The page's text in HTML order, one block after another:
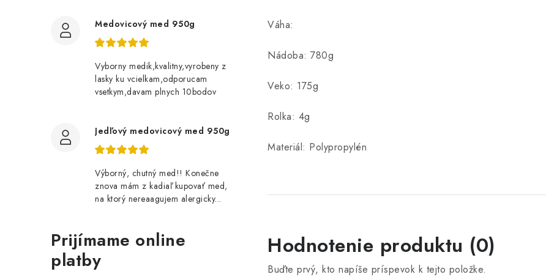
Medovicový med 950g
Vyborny medik,kvalitny,vyrobeny z
lasky ku vcielkam,odporucam
vsetkym,davam plnych 10bodov
Jedľový medovicový med 950g
Výborný, chutný med!! Konečne
znova mám z kadiaľ kupovať med,
na ktorý nereaagujem alergicky...
Prijímame online
platby
Váha:
Nádoba: 780g
Veko: 175g
Rolka: 4g
Materiál: Polypropylén
Hodnotenie produktu (0)
Buďte prvý, kto napíše príspevok k tejto položke.